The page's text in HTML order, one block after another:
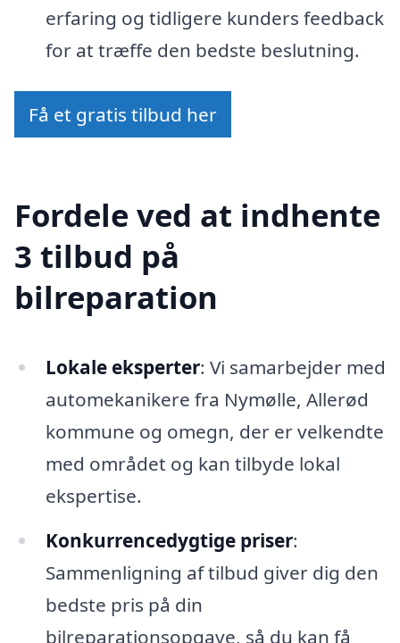
erfaring og tidligere kunders feedback
for at træffe den bedste beslutning.
Få et gratis tilbud her
Fordele ved at indhente
3 tilbud på
bilreparation
Lokale eksperter: Vi samarbejder med
automekanikere fra Nymølle, Allerød
kommune og omegn, der er velkendte
med området og kan tilbyde lokal
ekspertise.
Konkurrencedygtige priser:
Sammenligning af tilbud giver dig den
bedste pris på din
bilreparationsopgave, så du kan få